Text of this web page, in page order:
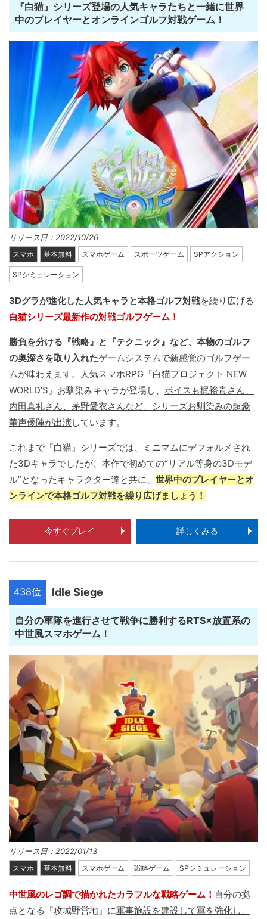
『白猫』シリーズ登場の人気キャラたちと一緒に世界
中のプレイヤーとオンラインゴルフ対戦ゲーム！
リリース日：2022/10/26
スマホ 基本無料 スマホゲーム スポーツゲーム SPアクション
SPシミュレーション
3Dグラが進化した人気キャラと本格ゴルフ対戦を繰り広げる
白猫シリーズ最新作の対戦ゴルフゲーム！
勝負を分ける『戦略』と『テクニック』など、本物のゴルフ
の奥深さを取り入れたゲームシステムで新感覚のゴルフゲー
ムが味わえます。人気スマホRPG『白猫プロジェクト NEW
WORLD’S』お馴染みキャラが登場し、 ボイスも梶裕貴さん、
内田真礼さん、茅野愛衣さんなど、シリーズお馴染みの超豪
華声優陣が出演しています。
これまで『白猫』シリーズでは、ミニマムにデフォルメされ
た3Dキャラでしたが、本作で初めての“リアル等身の3Dモデ
ル”となったキャラクター達と共に、 世界中のプレイヤーとオ
ンラインで本格ゴルフ対戦を繰り広げましょう！
今すぐプレイ 詳しくみる
438位 Idle Siege
自分の軍隊を進行させて戦争に勝利するRTS×放置系の
中世風スマホゲーム！
リリース日：2022/01/13
スマホ 基本無料 スマホゲーム 戦略ゲーム SPシミュレーション
中世風のレゴ調で描かれたカラフルな戦略ゲーム！ 自分の拠
点となる『攻城野営地』に軍事施設を建設して軍を強化し、